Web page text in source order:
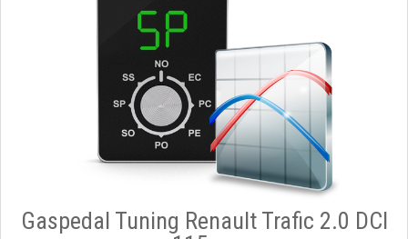
Gaspedal Tuning Renault Trafic 2.0 DCI